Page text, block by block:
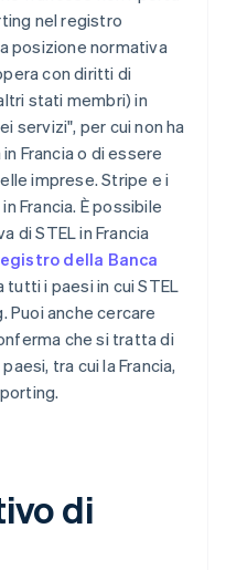
nel registro
posizione normativa
con diritti di
stati membri) in
servizi", per cui non ha
Francia o di essere
imprese. Stripe e i
Francia. È possibile
di STEL in Francia
della Banca
tutti i paesi in cui STEL
anche cercare
che si tratta di
tra cui la Francia,
di